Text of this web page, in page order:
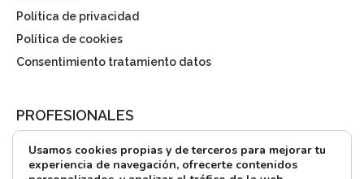
Política de privacidad
Política de cookies
Consentimiento tratamiento datos
PROFESIONALES
¿Quieres alquilar?
Usamos cookies propias y de terceros para mejorar tu
experiencia de navegación, ofrecerte contenidos